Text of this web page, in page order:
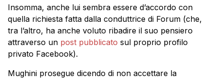
Insomma, anche lui sembra essere d’accordo con
quella richiesta fatta dalla conduttrice di Forum (che,
tra l’altro, ha anche voluto ribadire il suo pensiero
attraverso un post pubblicato sul proprio profilo
privato Facebook).
Mughini prosegue dicendo di non accettare la